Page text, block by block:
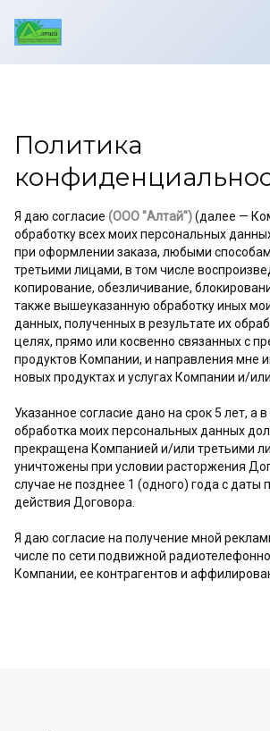
Политика
Я даю согласие (ООО "Алтай")(далее —
обработку всех моих персональных
при оформлении заказа, любыми
третьими лицами, в том числе
копирование, обезличивание,
также вышеуказанную обработку иных
данных, полученных в результате их
целях, прямо или косвенно связанных с
продуктов Компании, и направления мне
новых продуктах и услугах Компании и/
Указанное согласие дано на срок 5 лет, а
обработка моих персональных данных
прекращена Компанией и/или третьими
уничтожены при условии расторжения
случае не позднее 1 (одного) года с даты
действия Договора.
Я даю согласие на получение мной
числе по сети подвижной
Компании, ее контрагентов и